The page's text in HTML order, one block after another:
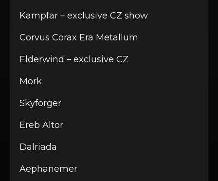
Kampfar – exclusive CZ show
Corvus Corax Era Metallum
Elderwind – exclusive CZ
Mork
Skyforger
Ereb Altor
Dalriada
Aephanemer